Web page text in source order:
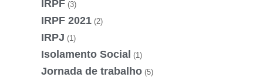
IRPF (3)
IRPF 2021 (2)
IRPJ (1)
Isolamento Social (1)
Jornada de trabalho (5)